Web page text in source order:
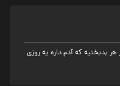
بدبختیه که آدم داره یه روزی